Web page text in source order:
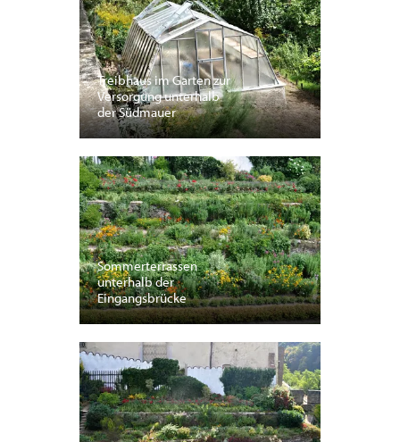
Treibhaus im Garten zur
Versorgung unterhalb
der Südmauer
Sommerterrassen
unterhalb der
Eingangsbrücke